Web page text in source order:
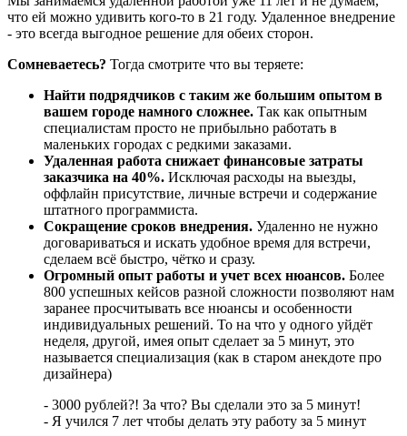
что ей можно удивить кого-то в 21 году. Удаленное внедрение
- это всегда выгодное решение для обеих сторон.
Сомневаетесь? Тогда смотрите что вы теряете:
Найти подрядчиков с таким же большим опытом в
вашем городе намного сложнее. Так как опытным
специалистам просто не прибыльно работать в
маленьких городах с редкими заказами.
Удаленная работа снижает финансовые затраты
заказчика на 40%. Исключая расходы на выезды,
оффлайн присутствие, личные встречи и содержание
штатного программиста.
Сокращение сроков внедрения. Удаленно не нужно
договариваться и искать удобное время для встречи,
сделаем всё быстро, чётко и сразу.
Огромный опыт работы и учет всех нюансов. Более
800 успешных кейсов разной сложности позволяют нам
заранее просчитывать все нюансы и особенности
индивидуальных решений. То на что у одного уйдёт
неделя, другой, имея опыт сделает за 5 минут, это
называется специализация (как в старом анекдоте про
дизайнера)
- 3000 рублей?! За что? Вы сделали это за 5 минут!
- Я учился 7 лет чтобы делать эту работу за 5 минут